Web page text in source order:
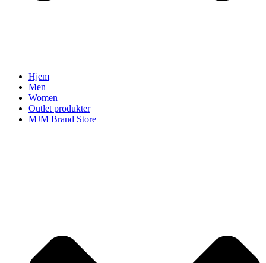
Hjem
Men
Women
Outlet produkter
MJM Brand Store